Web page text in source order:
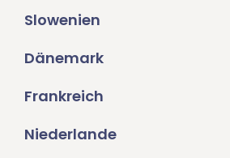
Slowenien
Dänemark
Frankreich
Niederlande